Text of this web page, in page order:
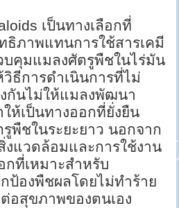
เป็นทางเลือกที่
ภาพแทนการใช้สารเคมี
บคุมแมลงศัตรูพืชในไร่มัน
ธีการดำเนินการที่ไม่
งกันไม่ให้แมลงพัฒนา
ห้เป็นทางออกที่ยั่งยืน
พืชในระยะยาว นอกจาก
แวดล้อมและการใช้งาน
กที่เหมาะสำหรับ
ป้องพืชผลโดยไม่ทำร้าย
อสุขภาพของตนเอง